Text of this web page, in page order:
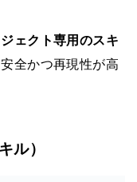
ェクト専用のスキ
全かつ再現性が高
ル）